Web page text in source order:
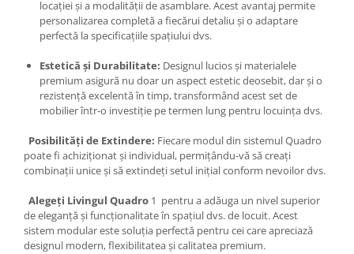
locației și a modalității de asamblare. Acest avantaj permite
personalizarea completă a fiecărui detaliu și o adaptare
perfectă la specificațiile spațiului dvs.
Estetică și Durabilitate: Designul lucios și materialele
premium asigură nu doar un aspect estetic deosebit, dar și o
rezistență excelentă în timp, transformând acest set de
mobilier într-o investiție pe termen lung pentru locuința dvs.
Posibilități de Extindere: Fiecare modul din sistemul Quadro
poate fi achiziționat și individual, permițându-vă să creați
combinații unice și să extindeți setul inițial conform nevoilor dvs.
Alegeți Livingul Quadro 1 pentru a adăuga un nivel superior
de eleganță și funcționalitate în spațiul dvs. de locuit. Acest
sistem modular este soluția perfectă pentru cei care apreciază
designul modern, flexibilitatea și calitatea premium.